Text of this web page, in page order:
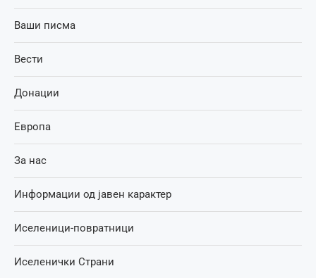
Ваши писма
Вести
Донации
Европа
За нас
Информации од јавен карактер
Иселеници-повратници
Иселенички Страни